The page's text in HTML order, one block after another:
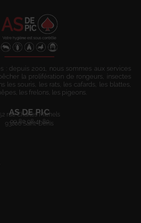
: depuis 2001, nous sommes aux services
la prolifération de rongeurs, insectes
les souris, les rats, les cafards, les blattes,
les frelons, les pigeons.
AS DE PIC
rue Charles Michels
93200 Saint-Denis
09 80 08 41 80